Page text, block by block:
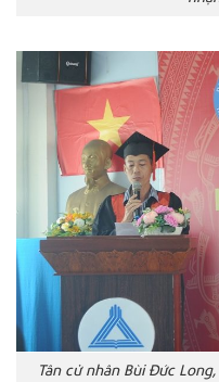
Tân cử nhân Bùi Đức